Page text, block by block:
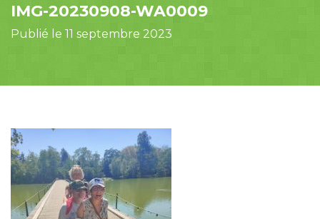
IMG-20230908-WA0009
Publié le 11 septembre 2023